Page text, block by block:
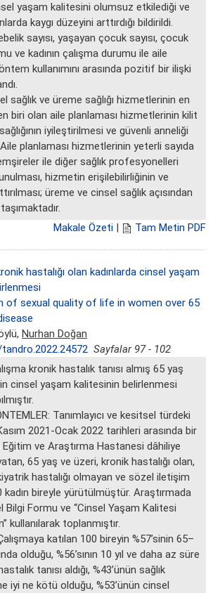
yaşam kalitesini olumsuz etkilediği ve
kaygı düzeyini arttırdığı bildirildi.
sayısı, yaşayan çocuk sayısı, çocuk
ve kadının çalışma durumu ile aile
kullanımını arasında pozitif bir ilişki
sağlık ve üreme sağlığı hizmetlerinin en
biri olan aile planlaması hizmetlerinin kilit
iyileştirilmesi ve güvenli anneliği
planlaması hizmetlerinin yeterli sayıda
ile diğer sağlık profesyonelleri
hizmetin erişilebilirliğinin ve
üreme ve cinsel sağlık açısından
Makale Özeti | Tam Metin PDF
hastalığı olan kadınlarda cinsel yaşam
of sexual quality of life in women over 65
Nurhan Doğan
Sayfalar 97 - 102
kronik hastalık tanısı almış 65 yaş
cinsel yaşam kalitesinin belirlenmesi
Tanımlayıcı ve kesitsel türdeki
2021-Ocak 2022 tarihleri arasında bir
ve Araştırma Hastanesi dâhiliye
65 yaş ve üzeri, kronik hastalığı olan,
hastalığı olmayan ve sözel iletişim
kadın bireyle yürütülmüştür. Araştırmada
Bilgi Formu ve “Cinsel Yaşam Kalitesi
kullanılarak toplanmıştır.
katılan 100 bireyin %57’sinin 65–
olduğu, %56’sının 10 yıl ve daha az süre
tanısı aldığı, %43’ünün sağlık
iyi ne kötü olduğu, %53’ünün cinsel